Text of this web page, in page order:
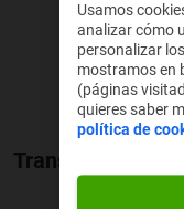
Transporte de
Usamos
analizar cómo
personalizar
mostramos en
(páginas
quieres saber
política de